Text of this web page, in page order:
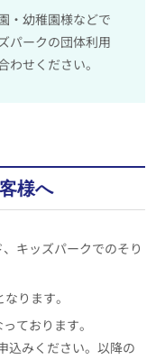
・幼稚園様などで
パークの団体利用
わせください。
様へ
キッズパークでのそり
ります。
ております。
込みください。以降の